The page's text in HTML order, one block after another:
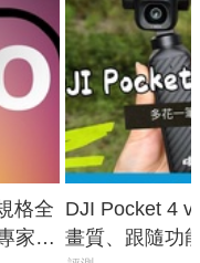
格全
家曝
DJI Pocket 4
畫質、跟隨功